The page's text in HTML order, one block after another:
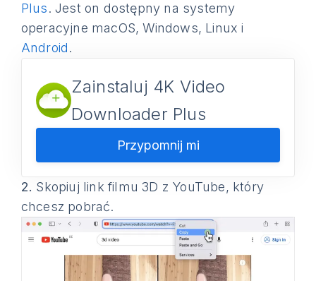
Plus. Jest on dostępny na systemy
operacyjne macOS, Windows, Linux i
Android.
Zainstaluj 4K Video
Downloader Plus
Przypomnij mi
2. Skopiuj link filmu 3D z YouTube, który
chcesz pobrać.